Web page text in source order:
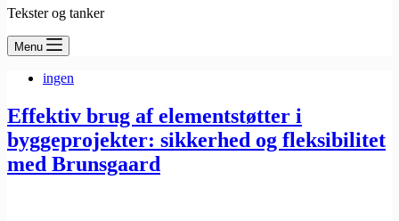
Tekster og tanker
Menu
ingen
Effektiv brug af elementstøtter i
byggeprojekter: sikkerhed og fleksibilitet
med Brunsgaard